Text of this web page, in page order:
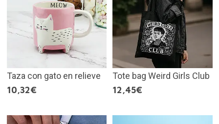
Taza con gato en relieve
10,32€
Tote bag Weird Girls Club
12,45€